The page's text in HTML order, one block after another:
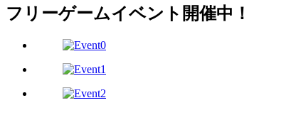
フリーゲームイベント開催中！